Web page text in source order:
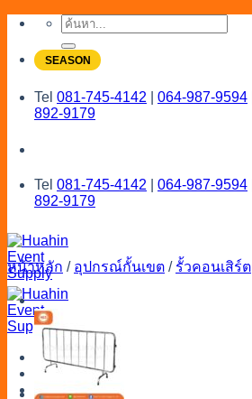
Skip
content
ค้นหา:
SEASON
Tel 081-745-4142 064-987-9594
892-9179
Tel 081-745-4142 064-987-9594
892-9179
Menu
Catalog
Line
หน้าหลัก / อุปกรณ์กั้นเขต / รั้วคอนเสิร์ต